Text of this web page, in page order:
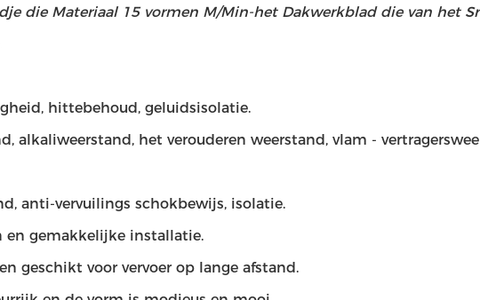
die Materiaal 15 vormen M/Min-het Dakwerkblad die van het
hittebehoud, geluidsisolatie.
alkaliweerstand, het verouderen weerstand, vlam -
anti-vervuilings schokbewijs, isolatie.
en gemakkelijke installatie.
geschikt voor vervoer op lange afstand.